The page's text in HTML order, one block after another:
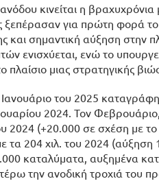
κινείται η
ξεπέρασαν για πρώτη φορά
και σημαντική αύξηση στην
ενισχύεται, ενώ το
μιας στρατηγικής
Ιανουάριο του 2025
2024. Τον
2024 (+20.000 σε σχέση με
τα 204 χιλ. του 2024 (αύξηση
καταλύματα, αυξημένα
την ανοδική τροχιά του